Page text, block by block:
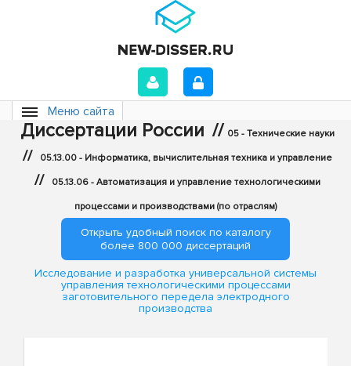
Меню сайта
Диссертации России // 05 - Технические науки
// 05.13.00 - Информатика, вычислительная техника и управление
// 05.13.06 - Автоматизация и управление технологическими
процессами и производствами (по отраслям)
Открыть удобный поиск по каталогу
более 800 000 диссертаций
Исследование и разработка универсальной системы
управления технологическими процессами
заготовительного передела электродного
производства